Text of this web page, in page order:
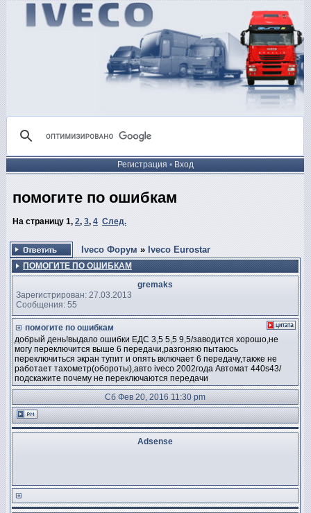
Регистрация • Вход
помогите по ошибкам
На страницу 1, 2, 3, 4 След.
Iveco Форум » Iveco Eurostar
ПОМОГИТЕ ПО ОШИБКАМ
gremaks
Зарегистрирован: 27.03.2013
Сообщения: 55
помогите по ошибкам
добрый день!выдало ошибки ЕДС 3,5 5,5 9,5/заводится хорошо,не
могу переключится выше 6 передачи,разгоняю пытаюсь
переключиться экран тупит и опять включает 6 передачу,также не
работает тахометр(обороты),авто iveco 2002года Автомат 440s43/
подскажите почему не переключаются передачи
Сб Фев 20, 2016 11:30 pm
Adsense